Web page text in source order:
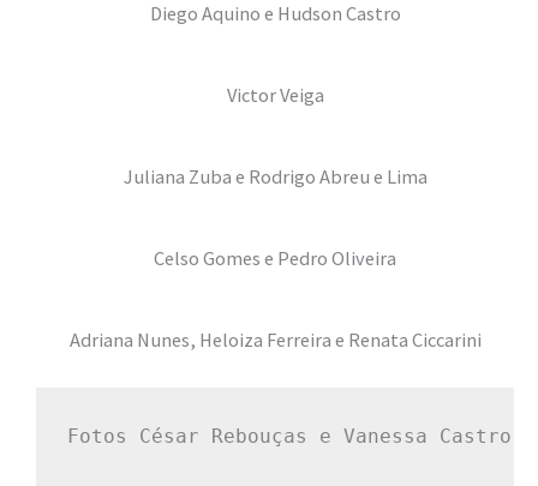
Diego Aquino e Hudson Castro
Victor Veiga
Juliana Zuba e Rodrigo Abreu e Lima
Celso Gomes e Pedro Oliveira
Adriana Nunes, Heloiza Ferreira e Renata Ciccarini
Fotos César Rebouças e Vanessa Castro